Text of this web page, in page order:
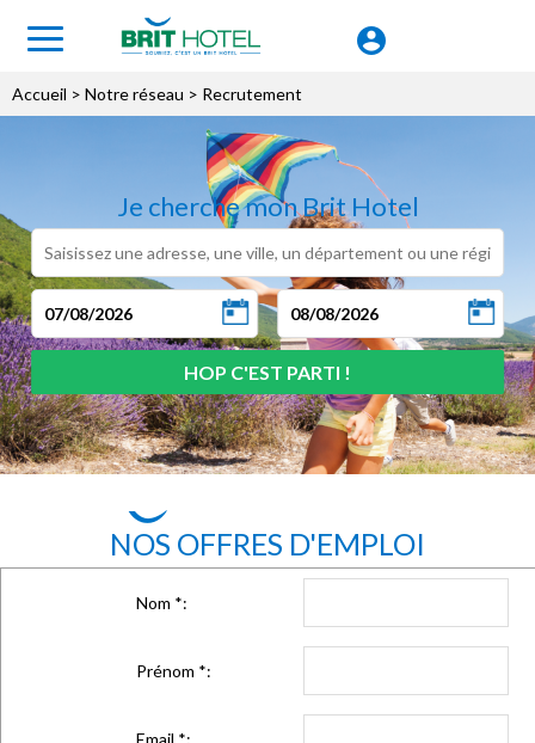
Accueil > Notre réseau > Recrutement
Je cherche mon Brit Hotel
NOS OFFRES D'EMPLOI
Nom *:
Prénom *:
Email *: